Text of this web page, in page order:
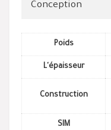
Conception
Poids
L'épaisseur
Construction
SIM